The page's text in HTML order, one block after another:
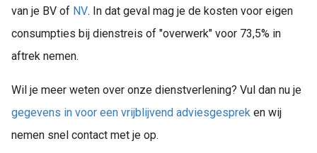
van je BV of NV. In dat geval mag je de kosten voor eigen
consumpties bij dienstreis of "overwerk" voor 73,5% in
aftrek nemen.
Wil je meer weten over onze dienstverlening? Vul dan nu je
gegevens in voor een vrijblijvend adviesgesprek en wij
nemen snel contact met je op.